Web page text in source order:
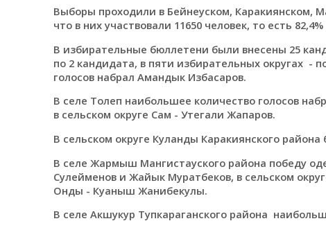
Выборы проходили в Бейнеуском, Каракиянском,
что в них участвовали 11650 человек, то есть
В избирательные бюллетени были внесены 25
по 2 кандидата, в пяти избирательных округах -
голосов набрал Амандык Избасаров.
В селе Толеп наибольшее количество голосов
в сельском округе Сам - Утегали Жапаров.
В сельском округе Куланды Каракиянского
В селе Жармыш Мангистауского района победу
Сулейменов и Жайык Муратбеков, в сельском
Онды - Куаныш Жанибекулы.
В селе Акшукур Тупкараганского района